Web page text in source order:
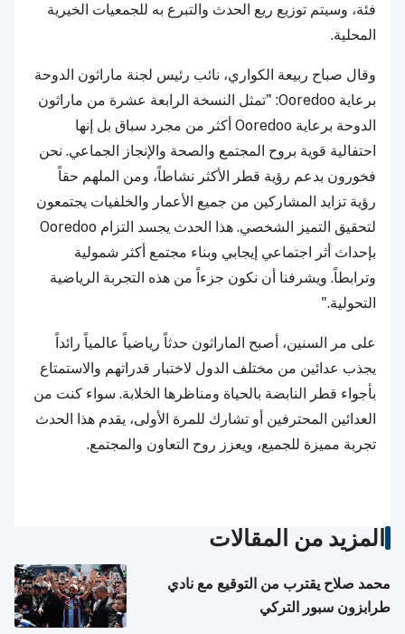
فئة، وسيتم توزيع ريع الحدث والتبرع به للجمعيات الخيرية
المحلية.
وقال صباح ربيعة الكواري، نائب رئيس لجنة ماراثون الدوحة
برعاية Ooredoo: "تمثل النسخة الرابعة عشرة من ماراثون
الدوحة برعاية Ooredoo أكثر من مجرد سباق بل إنها
احتفالية قوية بروح المجتمع والصحة والإنجاز الجماعي. نحن
فخورون بدعم رؤية قطر الأكثر نشاطاً، ومن الملهم حقاً
رؤية تزايد المشاركين من جميع الأعمار والخلفيات يجتمعون
لتحقيق التميز الشخصي. هذا الحدث يجسد التزام Ooredoo
بإحداث أثر اجتماعي إيجابي وبناء مجتمع أكثر شمولية
وترابطاً. ويشرفنا أن نكون جزءاً من هذه التجربة الرياضية
التحولية."
على مر السنين، أصبح الماراثون حدثاً رياضياً عالمياً رائداً
يجذب عدائين من مختلف الدول لاختبار قدراتهم والاستمتاع
بأجواء قطر النابضة بالحياة ومناظرها الخلابة. سواء كنت من
العدائين المحترفين أو تشارك للمرة الأولى، يقدم هذا الحدث
تجربة مميزة للجميع، ويعزز روح التعاون والمجتمع.
المزيد من المقالات
محمد صلاح يقترب من التوقيع مع نادي
طرابزون سبور التركي